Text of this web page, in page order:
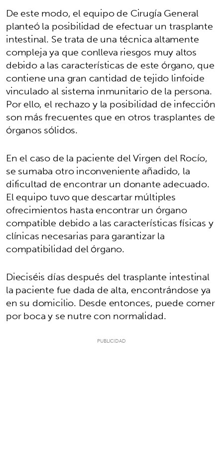
De este modo, el equipo de Cirugía General
planteó la posibilidad de efectuar un trasplante
intestinal. Se trata de una técnica altamente
compleja ya que conlleva riesgos muy altos
debido a las características de este órgano, que
contiene una gran cantidad de tejido linfoide
vinculado al sistema inmunitario de la persona.
Por ello, el rechazo y la posibilidad de infección
son más frecuentes que en otros trasplantes de
órganos sólidos.
En el caso de la paciente del Virgen del Rocío,
se sumaba otro inconveniente añadido, la
dificultad de encontrar un donante adecuado.
El equipo tuvo que descartar múltiples
ofrecimientos hasta encontrar un órgano
compatible debido a las características físicas y
clínicas necesarias para garantizar la
compatibilidad del órgano.
Dieciséis días después del trasplante intestinal
la paciente fue dada de alta, encontrándose ya
en su domicilio. Desde entonces, puede comer
por boca y se nutre con normalidad.